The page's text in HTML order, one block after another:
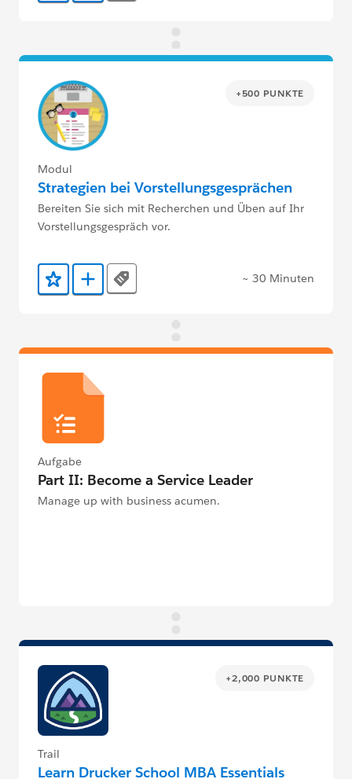
+500 PUNKTE
Modul
Strategien bei Vorstellungsgesprächen
Bereiten Sie sich mit Recherchen und Üben auf Ihr
Vorstellungsgespräch vor.
Zu Favoriten hinzufügen
Zu Trailmix hinzufügen
Tags ~ 30 Minuten
Aufgabe
Part II: Become a Service Leader
Manage up with business acumen.
+2,000 PUNKTE
Trail
Learn Drucker School MBA Essentials